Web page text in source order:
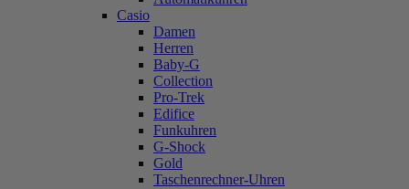
Casio
Damen
Herren
Baby-G
Collection
Pro-Trek
Edifice
Funkuhren
G-Shock
Gold
Taschenrechner-Uhren